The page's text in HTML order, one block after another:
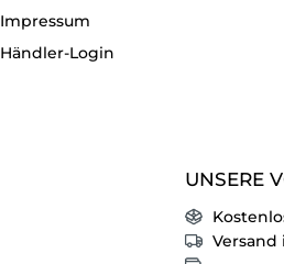
Impressum
Händler-Login
UNSERE
Versand